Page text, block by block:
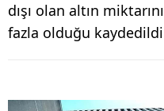
dışı olan altın
fazla olduğu